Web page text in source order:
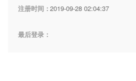
注册时间：2019-09-28 02:04:37
最后登录：